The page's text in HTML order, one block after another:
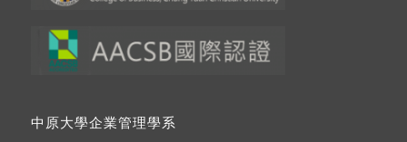
中原大學企業管理學系